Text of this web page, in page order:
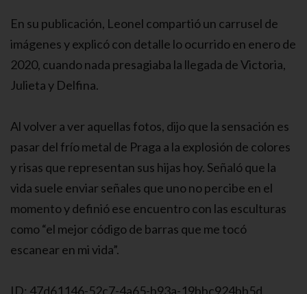
En su publicación, Leonel compartió un carrusel de
imágenes y explicó con detalle lo ocurrido en enero de
2020, cuando nada presagiaba la llegada de Victoria,
Julieta y Delfina.
Al volver a ver aquellas fotos, dijo que la sensación es
pasar del frío metal de Praga a la explosión de colores
y risas que representan sus hijas hoy. Señaló que la
vida suele enviar señales que uno no percibe en el
momento y definió ese encuentro con las esculturas
como “el mejor código de barras que me tocó
escanear en mi vida”.
ID: 47d61146-52c7-4a65-b93a-19bbc924bb5d